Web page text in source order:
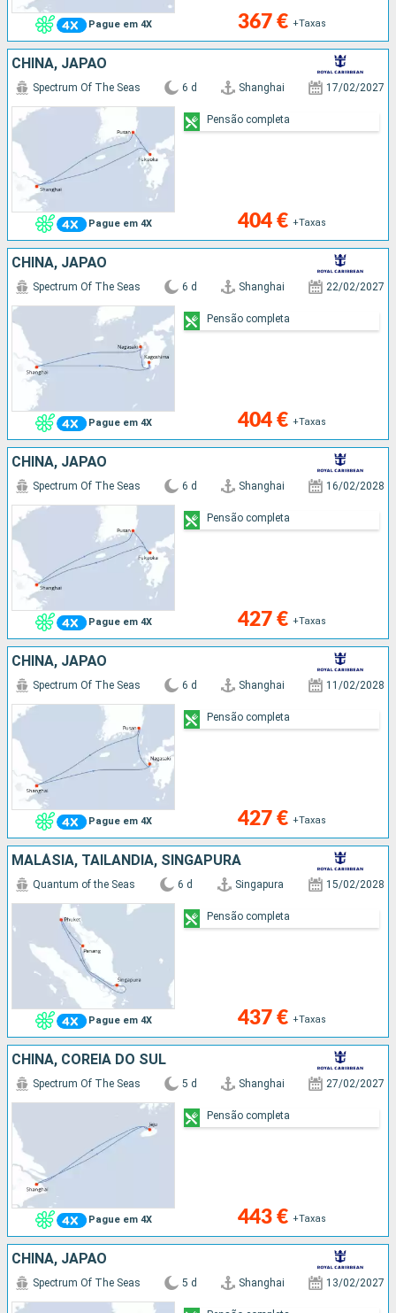
Pague em 4X 367 € +Taxas
CHINA, JAPÃO
Pague em 4X
Spectrum Of The Seas 6 d Shanghai 17/02/2027
404 € +Taxas
Pensão completa
CHINA, JAPÃO
Pague em 4X
Spectrum Of The Seas 6 d Shanghai 22/02/2027
404 € +Taxas
Pensão completa
CHINA, JAPÃO
Pague em 4X
Spectrum Of The Seas 6 d Shanghai 16/02/2028
427 € +Taxas
Pensão completa
CHINA, JAPÃO
Pague em 4X
Spectrum Of The Seas 6 d Shanghai 11/02/2028
427 € +Taxas
Pensão completa
MALÁSIA, TAILÂNDIA, SINGAPURA
Pague em 4X
Quantum of the Seas 6 d Singapura 15/02/2028
437 € +Taxas
Pensão completa
CHINA, COREIA DO SUL
Pague em 4X
Spectrum Of The Seas 5 d Shanghai 27/02/2027
443 € +Taxas
Pensão completa
CHINA, JAPÃO
Spectrum Of The Seas 5 d Shanghai 13/02/2027